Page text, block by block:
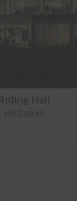
Riding Hall
HR-Zagreb